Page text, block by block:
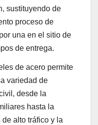
sustituyendo de
proceso de
una en el sitio de
de entrega.
de acero permite
variedad de
desde la
hasta la
alto tráfico y la